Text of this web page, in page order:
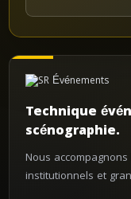
Technique
scénographie.
Nous
institutionnels et